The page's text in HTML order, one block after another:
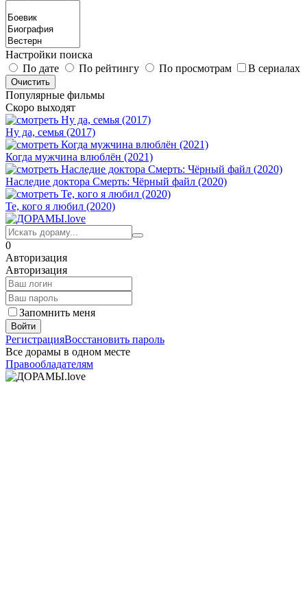
Настройки поиска
По дате
По рейтингу По просмотрам В сериалах
Популярные фильмы
Скоро выходят
Ну да, семья (2017)
Когда мужчина влюблён (2021)
Наследие доктора Смерть: Чёрный файл (2020)
Те, кого я любил (2020)
0
Авторизация
Авторизация
Запомнить меня
Войти
РегистрацияВосстановить пароль
Все дорамы в одном месте
Правообладателям